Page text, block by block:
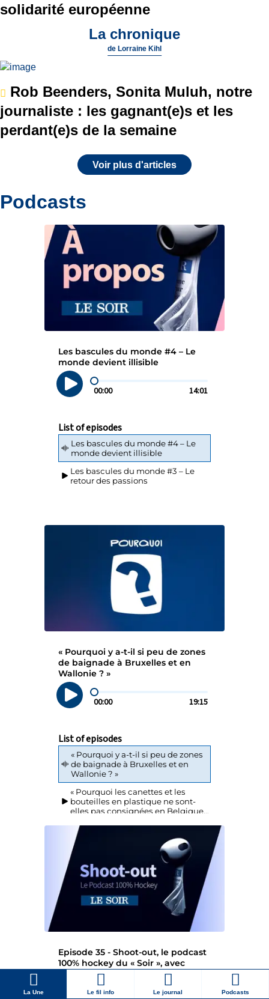
La Une Le fil info Le journal Podcasts
solidarité européenne
La chronique
de Lorraine Kihl
Rob Beenders, Sonita Muluh, notre
journaliste : les gagnant(e)s et les
perdant(e)s de la semaine
Voir plus d'articles
Podcasts